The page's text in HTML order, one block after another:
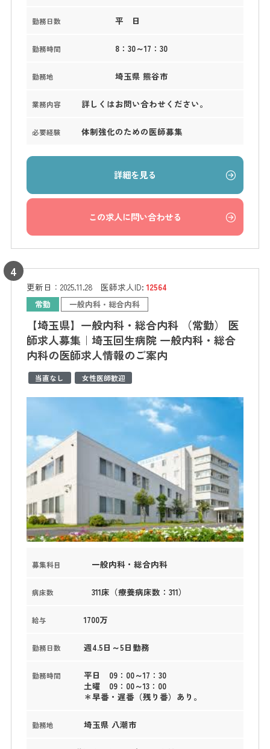
勤務日数 平 日
勤務時間 8：30～17：30
勤務地 埼玉県 熊谷市
業務内容 詳しくはお問い合わせください。
必要経験 体制強化のための医師募集
詳細を見る
この求人に問い合わせる
更新日： 2025.11.28 医師求人ID:12564
常勤 一般内科・総合内科
【埼玉県】一般内科・総合内科 （常勤） 医
師求人募集｜埼玉回生病院 一般内科・総合
内科の医師求人情報のご案内
当直なし 女性医師歓迎
募集科目 一般内科・総合内科
病床数 311床（療養病床数：311）
給与 1700万
勤務日数 週4.5日～5日勤務
勤務時間
平日 09：00～17：30
土曜 09：00～13：00
＊早番・遅番（残り番）あり。
勤務地 埼玉県 八潮市